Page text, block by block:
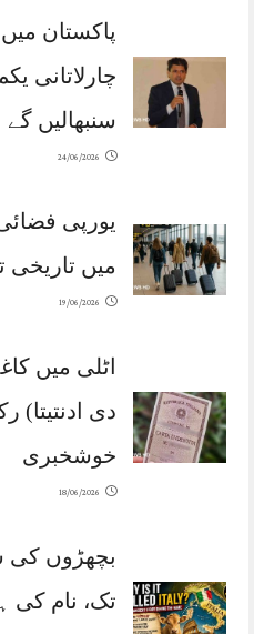
پاکستان
چارلاتانی
سنبھالیں گے
24/06/2026
یورپی
میں تاریخی
19/06/2026
اٹلی میں
دی ادنتیتا)
خوشخبری
18/06/2026
بچھڑوں کی
تک، نام کی